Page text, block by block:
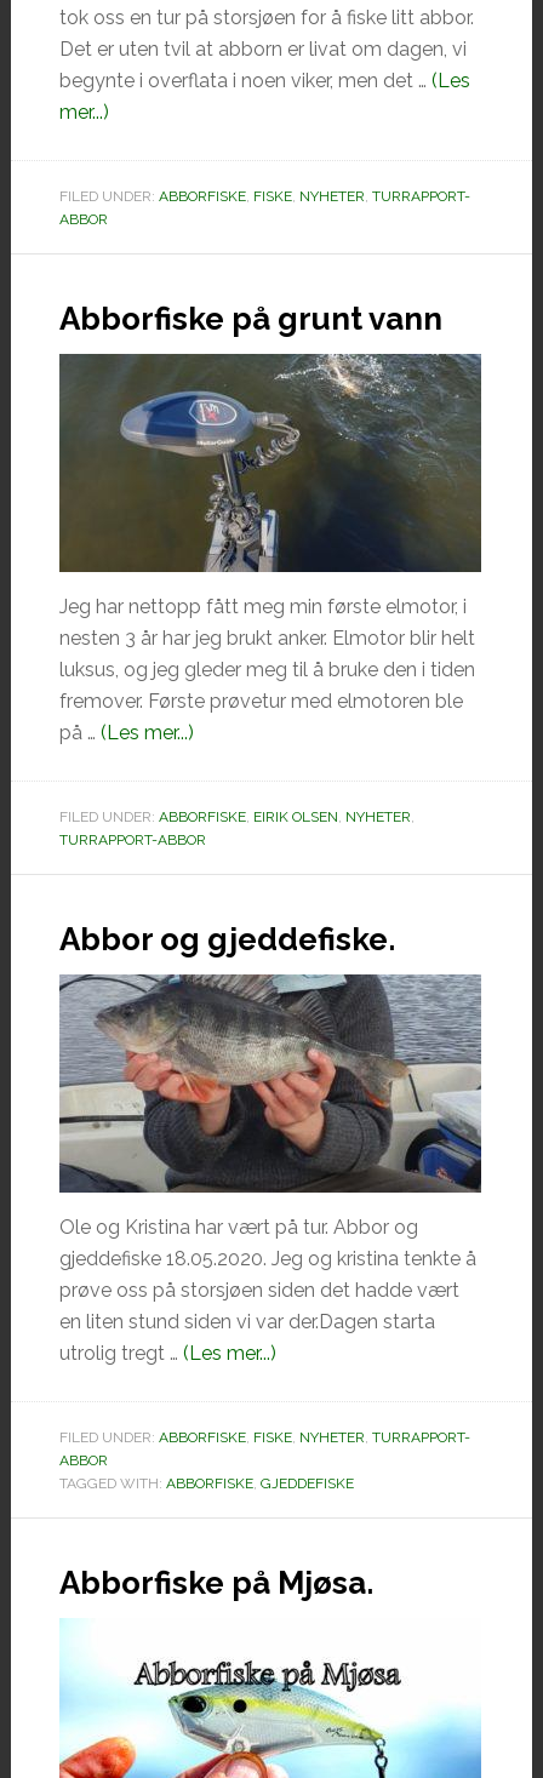
tok oss en tur på storsjøen for å fiske litt abbor.
Det er uten tvil at abborn er livat om dagen, vi
begynte i overflata i noen viker, men det … (Les
mer...)omAbborfiske
og
FILED UNDER: ABBORFISKE, FISKE, NYHETER, TURRAPPORT-
ABBOR
Abborfiske på grunt vann
Jeg har nettopp fått meg min første elmotor, i
nesten 3 år har jeg brukt anker. Elmotor blir helt
luksus, og jeg gleder meg til å bruke den i tiden
fremover. Første prøvetur med elmotoren ble
på … (Les mer...)omAbborfiske
vann
FILED UNDER: ABBORFISKE, EIRIK OLSEN, NYHETER,
TURRAPPORT-ABBOR
Abbor og gjeddefiske.
Ole og Kristina har vært på tur. Abbor og
gjeddefiske 18.05.2020. Jeg og kristina tenkte å
prøve oss på storsjøen siden det hadde vært
en liten stund siden vi var der.Dagen starta
utrolig tregt … (Les mer...)omAbbor
FILED UNDER: ABBORFISKE, FISKE, NYHETER, TURRAPPORT-
ABBOR
TAGGED WITH: ABBORFISKE, GJEDDEFISKE
Abborfiske på Mjøsa.